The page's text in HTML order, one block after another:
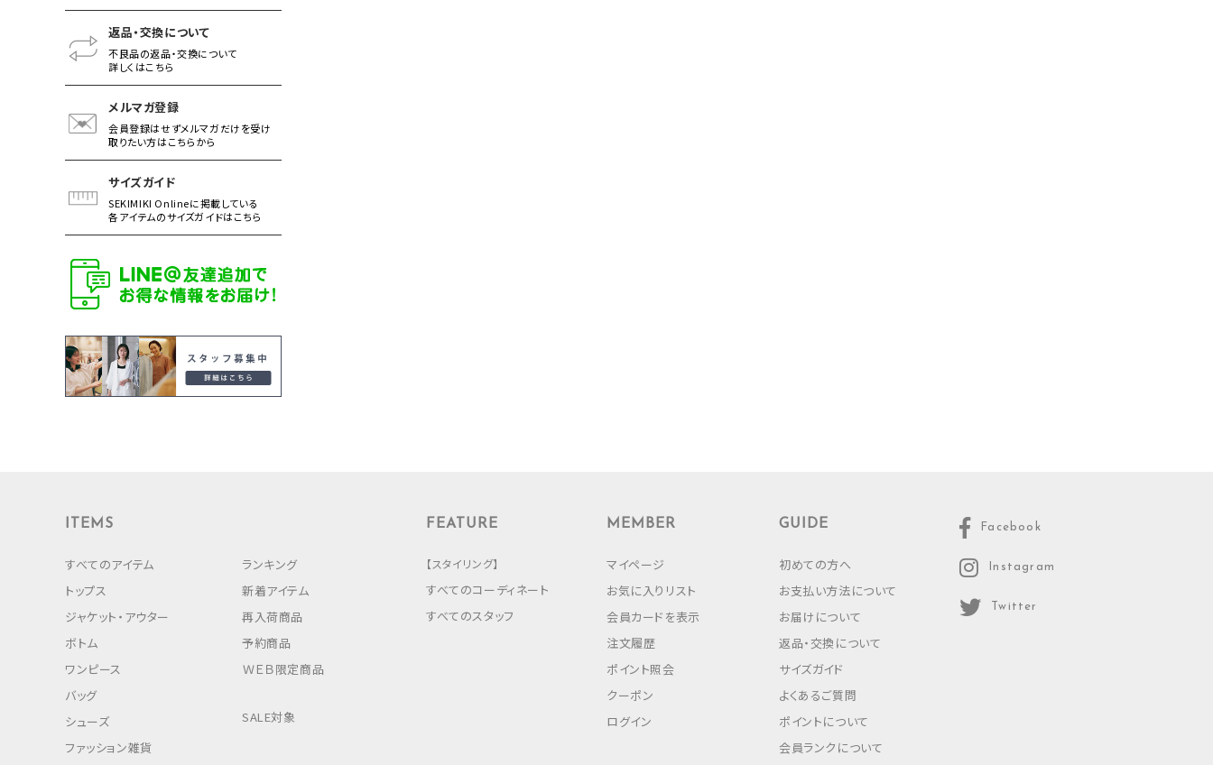
返品・交換について
不良品の返品・交換について
詳しくはこちら
メルマガ登録
会員登録はせずメルマガだけを受け
取りたい方はこちらから
サイズガイド
SEKIMIKI Onlineに掲載している
各アイテムのサイズガイドはこちら
ITEMS
すべてのアイテム
トップス
ジャケット・アウター
ボトム
ワンピース
バッグ
シューズ
ファッション雑貨
ランキング
新着アイテム
再入荷商品
予約商品
ＷＥＢ限定商品
SALE対象
FEATURE
【スタイリング】
すべてのコーディネート
すべてのスタッフ
MEMBER
マイページ
お気に入りリスト
会員カードを表示
注文履歴
ポイント照会
クーポン
ログイン
GUIDE
初めての方へ
お支払い方法について
お届けについて
返品・交換について
サイズガイド
よくあるご質問
ポイントについて
会員ランクについて
Facebook
Instagram
Twitter